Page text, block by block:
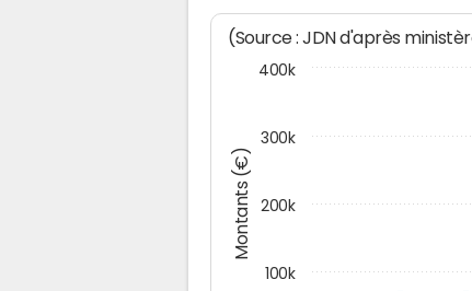
Montants (€)
(Source : JDN d'après
100k
200k
300k
400k